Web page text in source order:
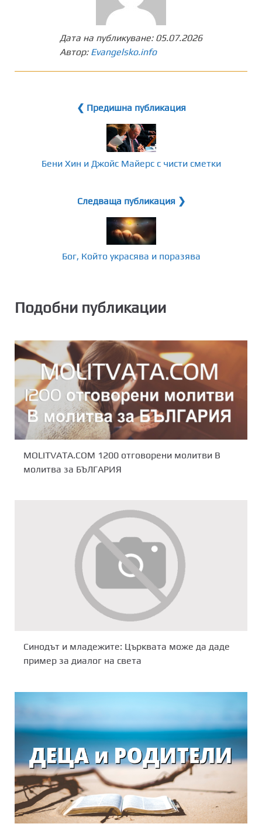
Дата на публикуване: 05.07.2026
Автор: Evangelsko.info
❮ Предишна публикация
Бени Хин и Джойс Майерс с чисти сметки
Следваща публикация ❯
Бог, Който украсява и поразява
Подобни публикации
MOLITVATA.COM 1200 отговорени молитви В
молитва за БЪЛГАРИЯ
Синодът и младежите: Църквата може да даде
пример за диалог на света